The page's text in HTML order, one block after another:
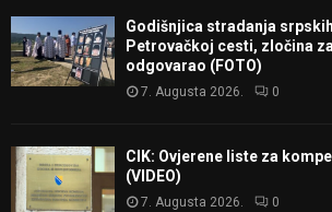
Godišnjica stradanja
Petrovačkoj cesti, zločina
odgovarao (FOTO)
7. Augusta 2026. 0
CIK: Ovjerene liste za
(VIDEO)
7. Augusta 2026. 0